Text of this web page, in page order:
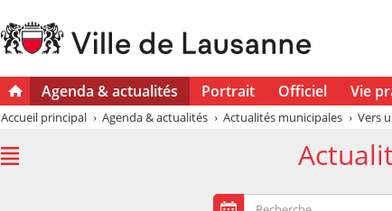
Agenda & actualités Portrait Officiel Vie
Accueil principal Agenda & actualités Actualités municipales Vers